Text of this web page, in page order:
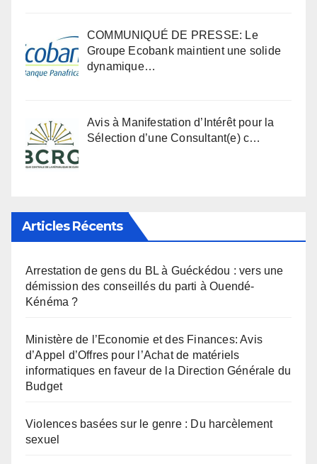
COMMUNIQUÉ DE PRESSE: Le
Groupe Ecobank maintient une solide
dynamique…
Avis à Manifestation d’Intérêt pour la
Sélection d’une Consultant(e) c…
Articles Récents
Arrestation de gens du BL à Guéckédou : vers une
démission des conseillés du parti à Ouendé-
Kénéma ?
Ministère de l’Economie et des Finances: Avis
d’Appel d’Offres pour l’Achat de matériels
informatiques en faveur de la Direction Générale du
Budget
Violences basées sur le genre : Du harcèlement
sexuel